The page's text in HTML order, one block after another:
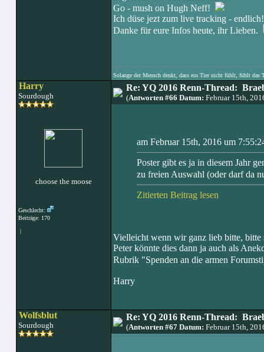
Go - mush on Hugh Neff!
Ich düse jezt zum live tracking -
Danke für eure Infos heute, ihr Lieben.
Solange der Mensch denkt, dass ein Tier nicht fühlt, fühlt das
Harry
Sourdough
choose the moose
Geschlecht:
Beiträge: 170
|
Re: YQ 2016 Renn-Thread:
(Antworten #66 Datum: Februar 15th,
am Februar 15th, 2016 um
Poster gibt es ja in diesem Jahr
zu freien Auswahl (oder darf da
Zitierten Beitrag lesen
Vielleicht wenn wir ganz lieb bitte,
Peter könnte dies dann ja auch als
Rubrik "Spenden an die armen
Harry
Wolfsblut
Sourdough
Re: YQ 2016 Renn-Thread:
(Antworten #67 Datum: Februar 15th,